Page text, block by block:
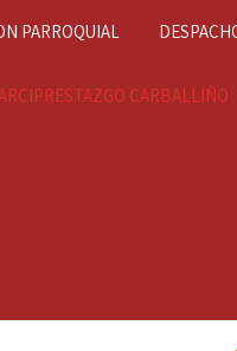
PARROQUIAL
CARBALLIÑO